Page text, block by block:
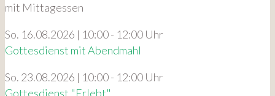
mit Mittagessen
So. 16.08.2026 | 10:00 - 12:00 Uhr
Gottesdienst mit Abendmahl
So. 23.08.2026 | 10:00 - 12:00 Uhr
Gottesdienst "Erlebt"